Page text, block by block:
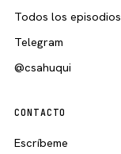
Todos los episodios
Telegram
@csahuqui
CONTACTO
Escríbeme